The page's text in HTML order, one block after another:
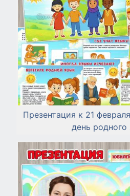
Презентация к 21
день родного